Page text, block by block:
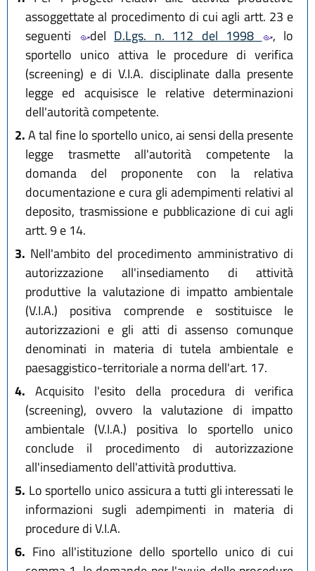
assoggettate al procedimento di cui agli artt. 23 e
seguenti
del D.Lgs. n. 112 del 1998
, lo
sportello unico attiva le procedure di verifica
(screening) e di V.I.A. disciplinate dalla presente
legge ed acquisisce le relative determinazioni
dell'autorità competente.
2.A tal fine lo sportello unico, ai sensi della presente
legge trasmette all'autorità competente la
domanda del proponente con la relativa
documentazione e cura gli adempimenti relativi al
deposito, trasmissione e pubblicazione di cui agli
artt. 9 e 14.
3. Nell'ambito del procedimento amministrativo di
autorizzazione all'insediamento di attività
produttive la valutazione di impatto ambientale
(V.I.A.) positiva comprende e sostituisce le
autorizzazioni e gli atti di assenso comunque
denominati in materia di tutela ambientale e
paesaggistico-territoriale a norma dell'art. 17.
4. Acquisito l'esito della procedura di verifica
(screening), ovvero la valutazione di impatto
ambientale (V.I.A.) positiva lo sportello unico
conclude il procedimento di autorizzazione
all'insediamento dell'attività produttiva.
5. Lo sportello unico assicura a tutti gli interessati le
informazioni sugli adempimenti in materia di
procedure di V.I.A.
6. Fino all'istituzione dello sportello unico di cui